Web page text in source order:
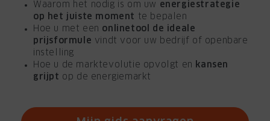
Waarom het nodig is om uw energiestrategie
op het juiste moment te bepalen
Hoe u met een onlinetool de ideale
prijsformule vindt voor uw bedrijf of openbare
instelling
Hoe u de marktevolutie opvolgt en
kansen
grijpt op de energiemarkt